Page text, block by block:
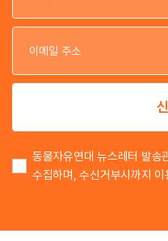
동물자유연대 뉴스레터 발송
수집하며, 수신거부시까지